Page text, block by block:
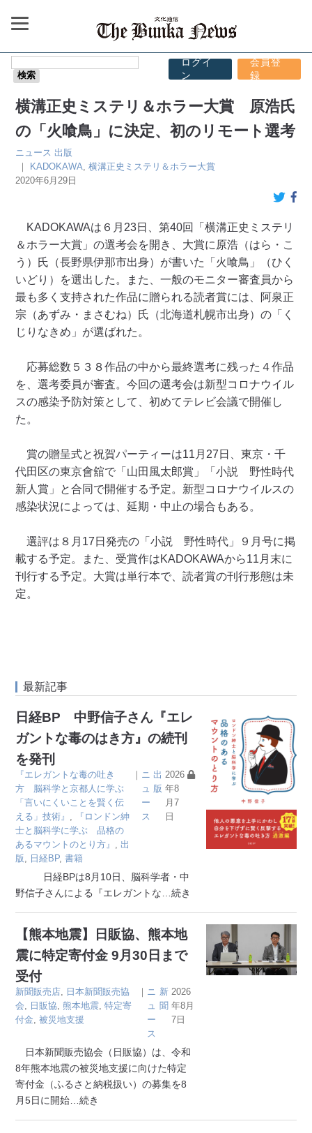
ログイ
ン
会員登
録
横溝正史ミステリ＆ホラー大賞 原浩氏
の「火喰鳥」に決定、初のリモート選考
ニュース 出版
｜ KADOKAWA ,横溝正史ミステリ＆ホラー大賞
2020年6月29日
KADOKAWAは６月23日、第40回「横溝正史ミステリ
＆ホラー大賞」の選考会を開き、大賞に原浩（はら・こ
う）氏（長野県伊那市出身）が書いた「火喰鳥」（ひく
いどり）を選出した。また、一般のモニター審査員から
最も多く支持された作品に贈られる読者賞には、阿泉正
宗（あずみ・まさむね）氏（北海道札幌市出身）の「く
じりなきめ」が選ばれた。
応募総数５３８作品の中から最終選考に残った４作品
を、選考委員が審査。今回の選考会は新型コロナウイル
スの感染予防対策として、初めてテレビ会議で開催し
た。
賞の贈呈式と祝賀パーティーは11月27日、東京・千
代田区の東京會舘で「山田風太郎賞」「小説 野性時代
新人賞」と合同で開催する予定。新型コロナウイルスの
感染状況によっては、延期・中止の場合もある。
選評は８月17日発売の「小説 野性時代」９月号に掲
載する予定。また、受賞作はKADOKAWAから11月末に
刊行する予定。大賞は単行本で、読者賞の刊行形態は未
定。
最新記事
日経BP 中野信子さん『エレ
ガントな毒のはき方』の続刊
を発刊
『エレガントな毒の吐き
方 脳科学と京都人に学ぶ
「言いにくいことを賢く伝
える」技術』
『ロンドン紳
士と脳科学に学ぶ 品格の
あるマウントのとり方』
出
版
日経BP,書籍
｜ ニ
ュ
ー
ス
出
版
2026
年8
月7
日
日経BPは8月10日、脳科学者・中
野信子さんによる『エレガントな …続き
【熊本地震】日販協、熊本地
震に特定寄付金 9月30日まで
受付
新聞販売店
日本新聞販売協
会
日販協 熊本地震 ,特定寄
付金 ,被災地支援
｜ ニ
ュ
ー
ス
新
聞
2026
年8月
7日
日本新聞販売協会（日販協）は、令和
8年熊本地震の被災地支援に向けた特定
寄付金（ふるさと納税扱い）の募集を8
月5日に開始 …続き